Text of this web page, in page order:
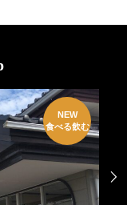
NEW
食べる飲む
